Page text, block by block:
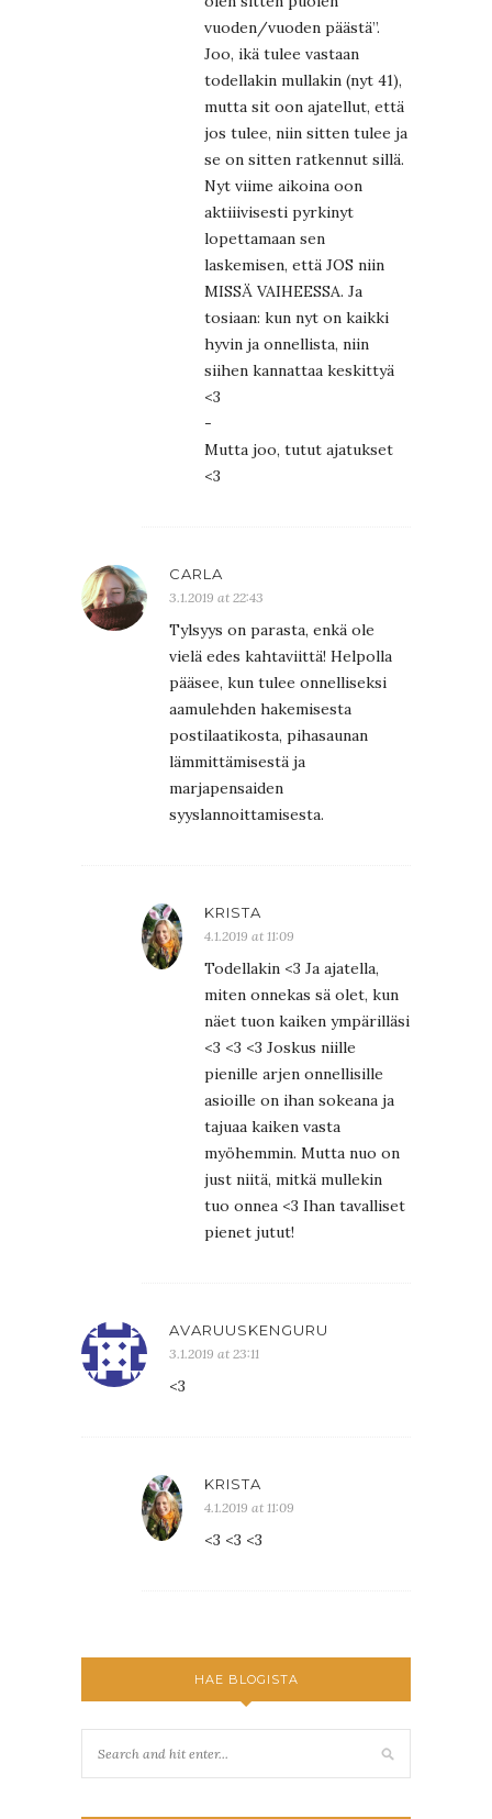
vuoden/vuoden päästä”.
Joo, ikä tulee vastaan
todellakin mullakin (nyt 41),
mutta sit oon ajatellut, että
jos tulee, niin sitten tulee ja
se on sitten ratkennut sillä.
Nyt viime aikoina oon
aktiiivisesti pyrkinyt
lopettamaan sen
laskemisen, että JOS niin
MISSÄ VAIHEESSA. Ja
tosiaan: kun nyt on kaikki
hyvin ja onnellista, niin
siihen kannattaa keskittyä
<3
-
Mutta joo, tutut ajatukset
<3
CARLA
3.1.2019 at 22:43
Tylsyys on parasta, enkä ole
vielä edes kahtaviittä! Helpolla
pääsee, kun tulee onnelliseksi
aamulehden hakemisesta
postilaatikosta, pihasaunan
lämmittämisestä ja
marjapensaiden
syyslannoittamisesta.
KRISTA
4.1.2019 at 11:09
Todellakin <3 Ja ajatella,
miten onnekas sä olet, kun
näet tuon kaiken ympärilläsi
<3 <3 <3 Joskus niille
pienille arjen onnellisille
asioille on ihan sokeana ja
tajuaa kaiken vasta
myöhemmin. Mutta nuo on
just niitä, mitkä mullekin
tuo onnea <3 Ihan tavalliset
pienet jutut!
AVARUUSKENGURU
3.1.2019 at 23:11
<3
KRISTA
4.1.2019 at 11:09
<3 <3 <3
HAE BLOGISTA